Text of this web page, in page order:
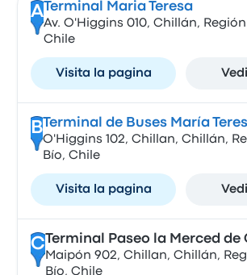
A Terminal Maria Teresa
Av. O'Higgins 010, Chillán,
Chile
Visita la pagina
B Terminal de Buses María
O'Higgins 102, Chillan, Chillán,
Bío, Chile
Visita la pagina
CTerminal Paseo la Merced de
Maipón 902, Chillan, Chillán,
Bío, Chile